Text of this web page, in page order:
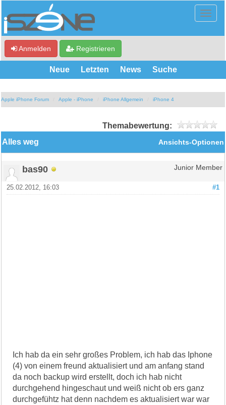
Anmelden Registrieren
Neue Letzten News Suche
Apple iPhone Forum Apple - iPhone iPhone Allgemein iPhone 4
Themabewertung:
Ansichts-Optionen
Alles weg
bas90 Junior Member
#1
25.02.2012, 16:03
Ich hab da ein sehr großes Problem, ich hab das Iphone
(4) von einem freund aktualisiert und am anfang stand
da noch backup wird erstellt, doch ich hab nicht
durchgehend hingeschaut und weiß nicht ob ers ganz
durchgefühtz hat denn nachdem es aktualisiert war war